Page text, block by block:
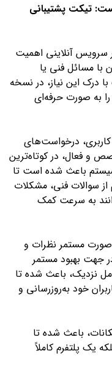
تیکت پشتیبانی
آنلاینی اهمیت
با مسائل فنی یا
درک این نیاز، در نسخه
را به صورت حرفه‌ای
کاربری، درخواست‌های
و فعال، در کوتاه‌ترین
باعث شده است تا
از سوالات فنی، مشکلات
به سرعت کمک
صورت مستمر نظرات و
جهت بهبود مستمر
نزدیک، باعث شده تا
خود به‌روزرسانی و
باعث شده تا
یک پلتفرم کاملاً